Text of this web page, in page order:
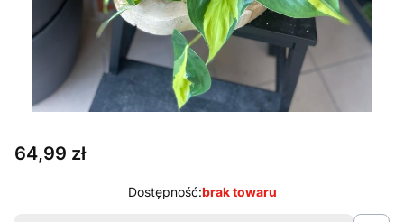
Cena
64,99 zł
Dostępność:brak towaru